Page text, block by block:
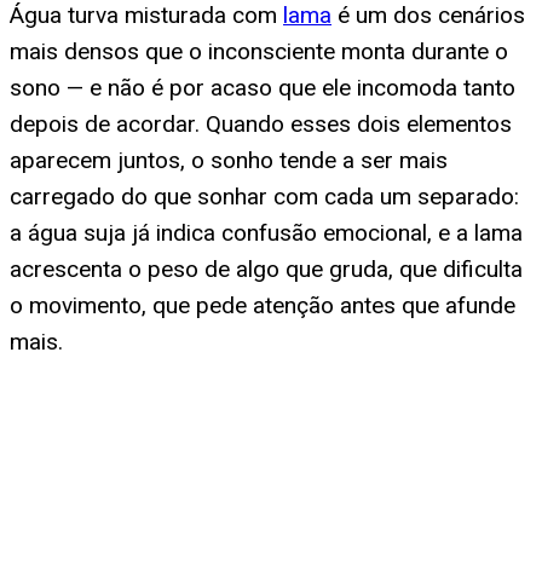
Água turva misturada com lama é um dos cenários
mais densos que o inconsciente monta durante o
sono — e não é por acaso que ele incomoda tanto
depois de acordar. Quando esses dois elementos
aparecem juntos, o sonho tende a ser mais
carregado do que sonhar com cada um separado:
a água suja já indica confusão emocional, e a lama
acrescenta o peso de algo que gruda, que dificulta
o movimento, que pede atenção antes que afunde
mais.